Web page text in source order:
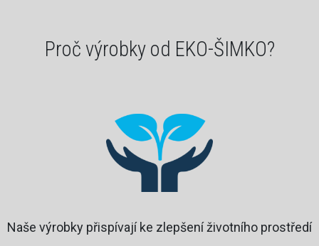
Proč výrobky od EKO-ŠIMKO?
Naše výrobky přispívají ke zlepšení životního prostředí